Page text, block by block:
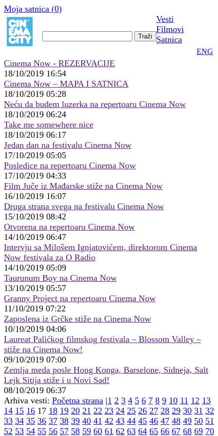
Moja satnica (0)
Vesti
Filmovi
Satnica
ENG
Cinema Now - REZERVACIJE
18/10/2019 16:54
Cinema Now – MAPA I SATNICA
18/10/2019 05:28
Neću da budem luzerka na repertoaru Cinema Now
18/10/2019 06:24
Take me somewhere nice
18/10/2019 06:17
Jedan dan na festivalu Cinema Now
17/10/2019 05:05
Posledice na repertoaru Cinema Now
17/10/2019 04:33
Film Juče iz Mađarske stiže na Cinema Now
16/10/2019 16:07
Druga strana svega na festivalu Cinema Now
15/10/2019 08:42
Otvorena na repertoaru Cinema Now
14/10/2019 06:47
Intervju sa Milošem Ignjatovićem, direktorom Cinema
Now festivala za O Radio
14/10/2019 05:09
Taurunum Boy na Cinema Now
13/10/2019 05:57
Granny Project na repertoaru Cinema Now
11/10/2019 07:22
Zaposlena iz Grčke stiže na Cinema Now
10/10/2019 04:06
Laureat Palićkog filmskog festivala – Blossom Valley –
stiže na Cinema Now!
09/10/2019 07:00
Zemlja meda posle Hong Konga, Barselone, Sidneja, Salt
Lejk Sitija stiže i u Novi Sad!
08/10/2019 06:37
Arhiva vesti: Početna strana |1 2 3 4 5 6 7 8 9 10 11 12 13
14 15 16 17 18 19 20 21 22 23 24 25 26 27 28 29 30 31 32
33 34 35 36 37 38 39 40 41 42 43 44 45 46 47 48 49 50 51
52 53 54 55 56 57 58 59 60 61 62 63 64 65 66 67 68 69 70